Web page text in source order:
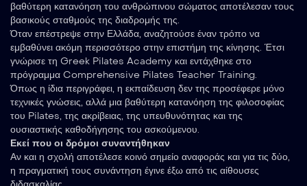
βαθύτερη κατανόηση του ανθρώπινου σώματος αποτέλεσαν τους
βασικούς σταθμούς της διαδρομής της.
Όταν επέστρεψε στην Ελλάδα, αναζητούσε έναν τρόπο να
εμβαθύνει ακόμη περισσότερο στην επιστήμη της κίνησης. Έτσι
γνώρισε τη Greek Pilates Academy και εντάχθηκε στο
πρόγραμμα Comprehensive Pilates Teacher Training.
Όπως η ίδια περιγράφει, η εκπαίδευση δεν της προσέφερε μόνο
τεχνικές γνώσεις, αλλά μια βαθύτερη κατανόηση της φιλοσοφίας
του Pilates, της ακρίβειας, της υπευθυνότητας και της
ουσιαστικής καθοδήγησης του ασκούμενου.
Εκεί που οι δρόμοι συναντήθηκαν
Αν και η σχολή αποτέλεσε κοινό σημείο αναφοράς και για τις δύο,
η πραγματική τους συνάντηση έγινε έξω από τις αίθουσες